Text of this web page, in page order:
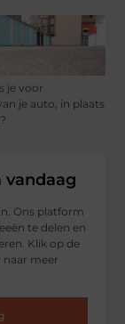
je voor
je auto, in plaats
Ons platform
te delen en
Klik op de
naar meer